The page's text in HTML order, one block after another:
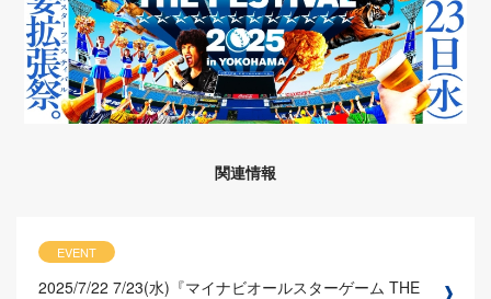
関連情報
EVENT
2025/7/22 7/23(水)『マイナビオールスターゲーム THE